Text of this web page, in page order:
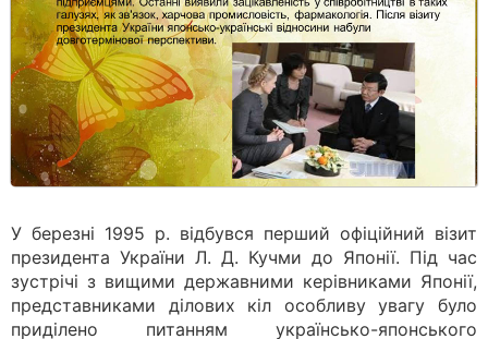
У березні 1995 р. відбувся перший офіційний візит
президента України Л. Д. Кучми до Японії. Під час
зустрічі з вищими державними керівниками Японії,
представниками ділових кіл особливу увагу було
приділено питанням українсько-японського